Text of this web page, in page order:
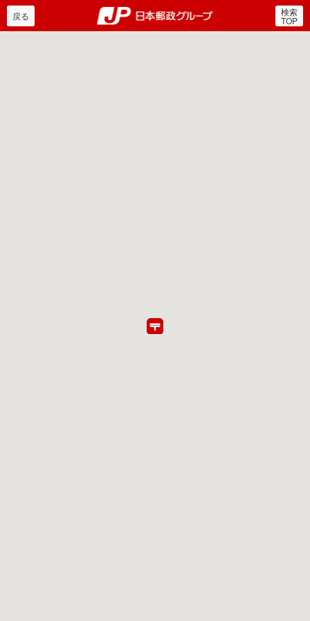
郵便局・日本郵政グルー
戻る 検索
TOP